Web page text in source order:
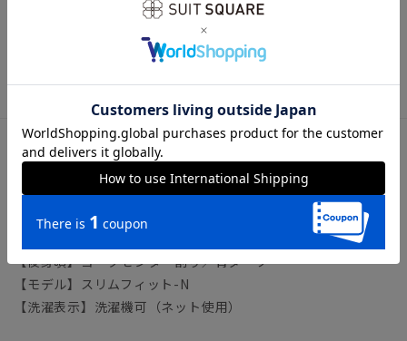
◆スーツに合うワイシャツおすすめ12選｜おしゃれ＆失敗しな
アイテム詳細
【襟】ワイド／キーパー取り外し可
【袖】長袖／セットインスリーブ
【前身頃】胸ポケット／フレンチフロント
【後身頃】ヨークセンター割り／背ダーツ
【モデル】スリムフィット-N
【洗濯表示】洗濯機可（ネット使用）